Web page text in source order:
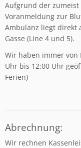
Aufgrund der
Voranmeldung zur
Ambulanz liegt direkt
Gasse (Line 4 und 5).
Wir haben immer von
Uhr bis 12:00 Uhr
Ferien)
Abrechnung:
Wir rechnen